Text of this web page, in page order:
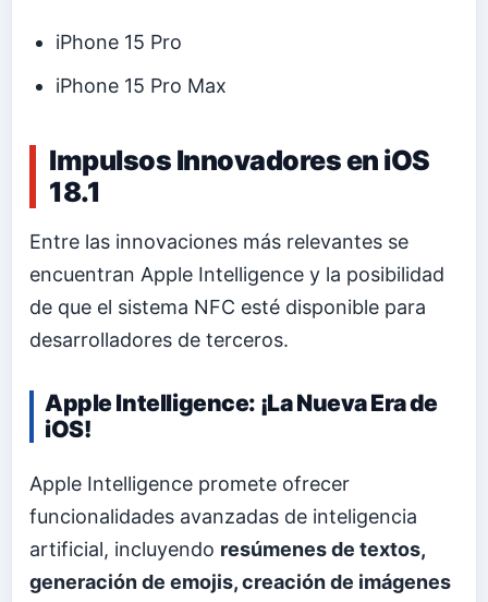
iPhone 15 Pro
iPhone 15 Pro Max
Impulsos Innovadores en iOS
18.1
Entre las innovaciones más relevantes se
encuentran Apple Intelligence y la posibilidad
de que el sistema NFC esté disponible para
desarrolladores de terceros.
Apple Intelligence: ¡La Nueva Era de
iOS!
Apple Intelligence promete ofrecer
funcionalidades avanzadas de inteligencia
artificial, incluyendo resúmenes de textos,
generación de emojis, creación de imágenes